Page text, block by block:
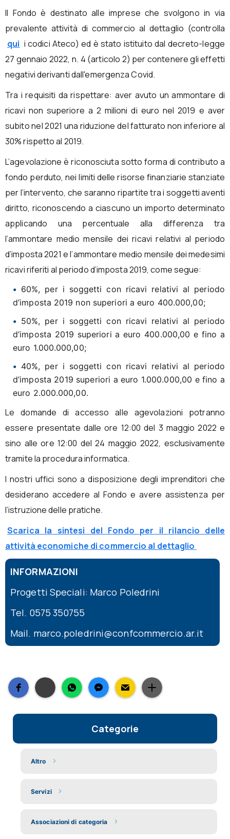
Il Fondo è destinato alle imprese che svolgono in via
prevalente attività di commercio al dettaglio (controlla
qui i codici Ateco) ed è stato istituito dal decreto-legge
27 gennaio 2022, n. 4 (articolo 2) per contenere gli effetti
negativi derivanti dall'emergenza Covid.
Tra i requisiti da rispettare: aver avuto un ammontare di
ricavi non superiore a 2 milioni di euro nel 2019 e aver
subito nel 2021 una riduzione del fatturato non inferiore al
30% rispetto al 2019.
L’agevolazione è riconosciuta sotto forma di contributo a
fondo perduto, nei limiti delle risorse finanziarie stanziate
per l’intervento, che saranno ripartite tra i soggetti aventi
diritto, riconoscendo a ciascuno un importo determinato
applicando una percentuale alla differenza tra
l’ammontare medio mensile dei ricavi relativi al periodo
d’imposta 2021 e l’ammontare medio mensile dei medesimi
ricavi riferiti al periodo d’imposta 2019, come segue:
60%, per i soggetti con ricavi relativi al periodo
d’imposta 2019 non superiori a euro 400.000,00;
50%, per i soggetti con ricavi relativi al periodo
d’imposta 2019 superiori a euro 400.000,00 e fino a
euro 1.000.000,00;
40%, per i soggetti con ricavi relativi al periodo
d’imposta 2019 superiori a euro 1.000.000,00 e fino a
euro 2.000.000,00.
Le domande di accesso alle agevolazioni potranno
essere presentate dalle ore 12:00 del 3 maggio 2022 e
sino alle ore 12:00 del 24 maggio 2022, esclusivamente
tramite la procedura informatica.
I nostri uffici sono a disposizione degli imprenditori che
desiderano accedere al Fondo e avere assistenza per
l’istruzione delle pratiche.
Scarica la sintesi del Fondo per il rilancio delle
attività economiche di commercio al dettaglio
INFORMAZIONI
Progetti Speciali: Marco Poledrini
Tel. 0575 350755
Mail. marco.poledrini@confcommercio.ar.it
Categorie
Altro
Servizi
Associazioni di categoria